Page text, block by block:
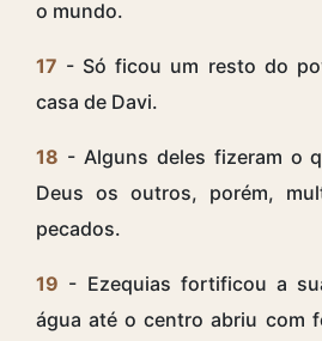
o mundo.
17 - Só ficou um resto do
casa de Davi.
18 - Alguns deles fizeram o
Deus os outros, porém,
pecados.
19 - Ezequias fortificou a
água até o centro abriu com